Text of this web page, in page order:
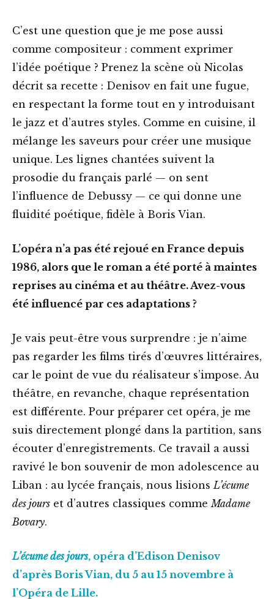
C’est une question que je me pose aussi
comme compositeur : comment exprimer
l’idée poétique ? Prenez la scène où Nicolas
décrit sa recette : Denisov en fait une fugue,
en respectant la forme tout en y introduisant
le jazz et d’autres styles. Comme en cuisine, il
mélange les saveurs pour créer une musique
unique. Les lignes chantées suivent la
prosodie du français parlé — on sent
l’influence de Debussy — ce qui donne une
fluidité poétique, fidèle à Boris Vian.
L’opéra n’a pas été rejoué en France depuis
1986, alors que le roman a été porté à maintes
reprises au cinéma et au théâtre. Avez-vous
été influencé par ces adaptations ?
Je vais peut-être vous surprendre : je n’aime
pas regarder les films tirés d’œuvres littéraires,
car le point de vue du réalisateur s’impose. Au
théâtre, en revanche, chaque représentation
est différente. Pour préparer cet opéra, je me
suis directement plongé dans la partition, sans
écouter d’enregistrements. Ce travail a aussi
ravivé le bon souvenir de mon adolescence au
Liban : au lycée français, nous lisions L’écume
des jours et d’autres classiques comme Madame
Bovary.
L’écume des jours, opéra d’Edison Denisov
d’après Boris Vian, du 5 au 15 novembre à
l’Opéra de Lille.